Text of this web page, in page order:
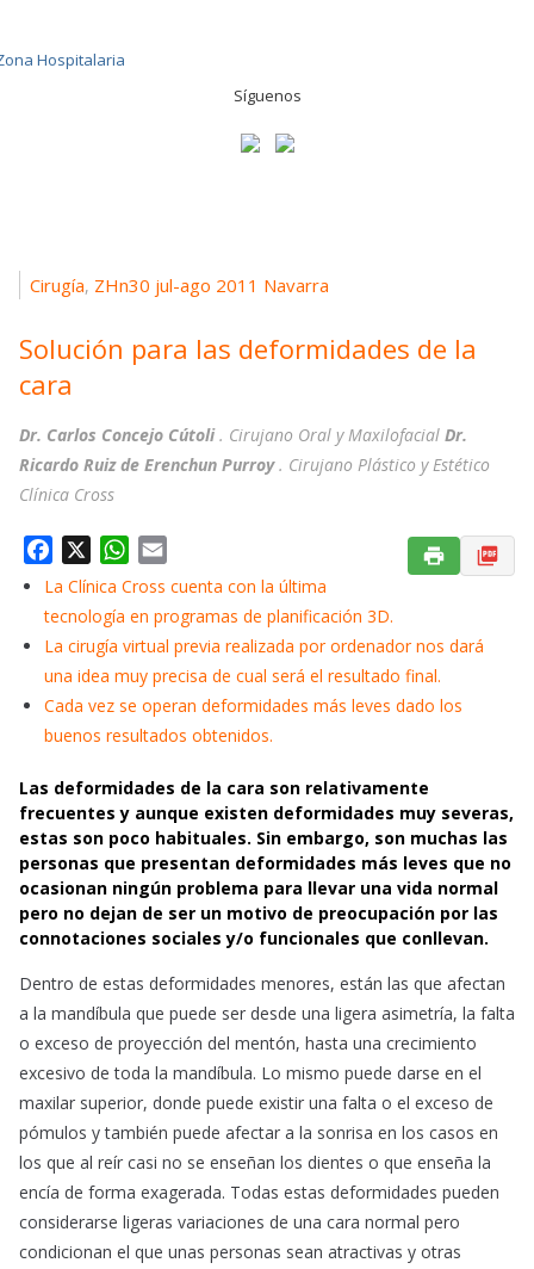
Síguenos
Cirugía, ZHn30 jul-ago 2011 Navarra
Solución para las deformidades de la
cara
Dr. Carlos Concejo Cútoli. Cirujano Oral y Maxilofacial Dr.
Ricardo Ruiz de Erenchun Purroy. Cirujano Plástico y Estético
Clínica Cross
a
c
k
W
h
a
t
A
p
m
a
i
La Clínica Cross cuenta con la última
tecnología en programas de planificación 3D.
La cirugía virtual previa realizada por ordenador nos dará
una idea muy precisa de cual será el resultado final.
Cada vez se operan deformidades más leves dado los
buenos resultados obtenidos.
Las deformidades de la cara son relativamente
frecuentes y aunque existen deformidades muy severas,
estas son poco habituales. Sin embargo, son muchas las
personas que presentan deformidades más leves que no
ocasionan ningún problema para llevar una vida normal
pero no dejan de ser un motivo de preocupación por las
connotaciones sociales y/o funcionales que conllevan.
Dentro de estas deformidades menores, están las que afectan
a la mandíbula que puede ser desde una ligera asimetría, la falta
o exceso de proyección del mentón, hasta una crecimiento
excesivo de toda la mandíbula. Lo mismo puede darse en el
maxilar superior, donde puede existir una falta o el exceso de
pómulos y también puede afectar a la sonrisa en los casos en
los que al reír casi no se enseñan los dientes o que enseña la
encía de forma exagerada. Todas estas deformidades pueden
considerarse ligeras variaciones de una cara normal pero
condicionan el que unas personas sean atractivas y otras